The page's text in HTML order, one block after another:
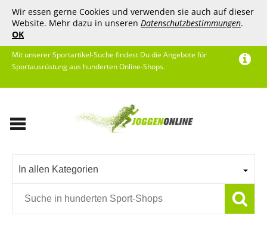
Wir essen gerne Cookies und verwenden sie auch auf dieser
Website. Mehr dazu in unseren Datenschutzbestimmungen.
OK
Mit unserer Sportartikel-Suche findest Du die Angebote für
Sportausrüstung aus hunderten Online-Shops.
In allen Kategorien